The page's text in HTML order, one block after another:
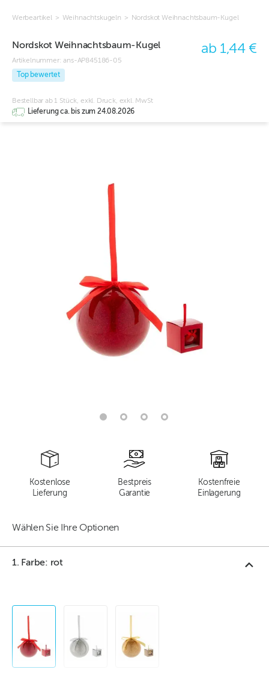
Werbeartikel > Weihnachtskugeln > Nordskot Weihnachtsbaum-Kugel
Nordskot Weihnachtsbaum-Kugel
Artikelnummer:ans-AP845186-05
Top bewertet
ab 1,44 €
Bestellbar ab 1 Stück, exkl. Druck, exkl. MwSt
Lieferung ca. bis zum 24.08.2026
Kostenlose
Lieferung
Bestpreis
Garantie
Kostenfreie
Einlagerung
Wählen Sie Ihre Optionen
1. Farbe: rot